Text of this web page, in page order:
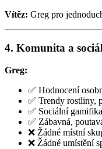
Vítěz: Greg pro
4. Komunita a
Greg:
✅ Hodnocení
✅ Trendy rostliny,
✅ Sociální
✅ Zábavná,
❌ Žádné místní
❌ Žádné umístění